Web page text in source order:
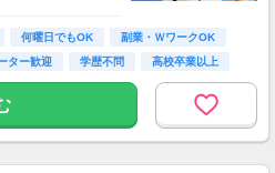
何曜日でもOK
副業・ＷワークOK
ター歓迎 学歴不問 高校卒業以上